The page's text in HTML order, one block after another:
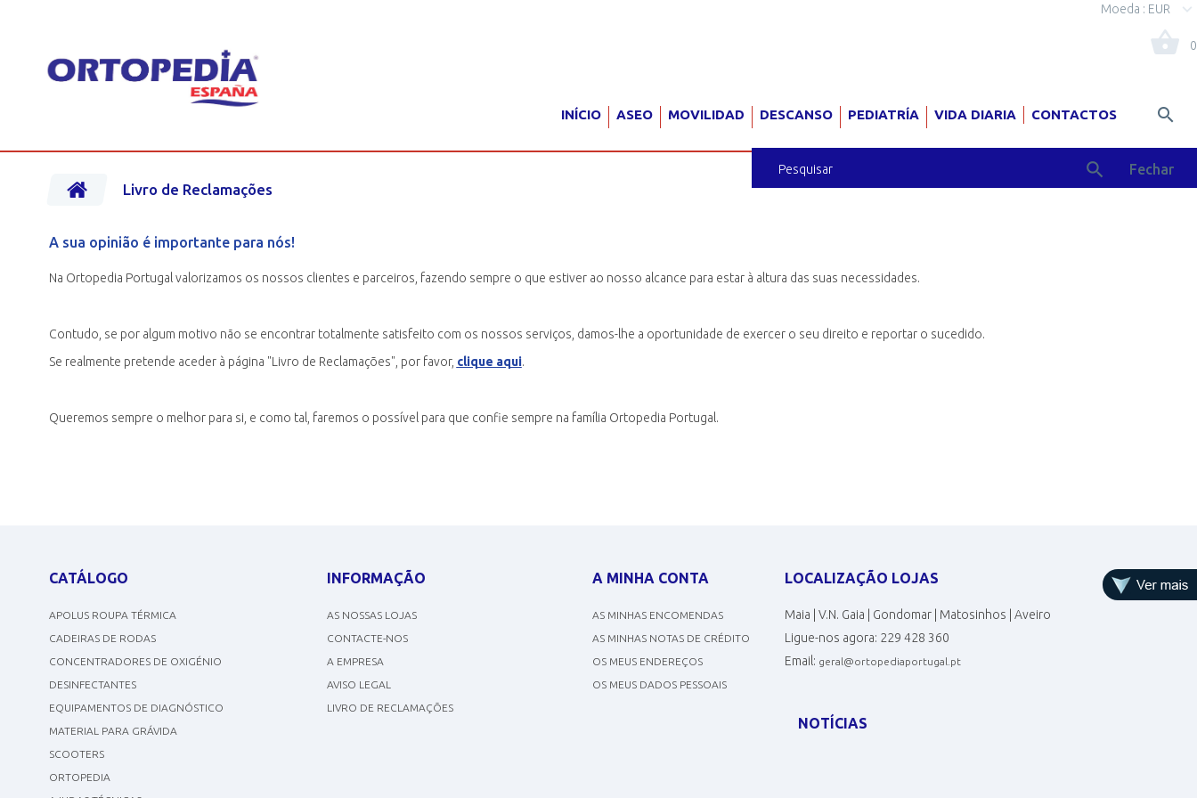
Moeda : EUR
0
Fechar
INÍCIO ASEO MOVILIDAD DESCANSO PEDIATRÍA VIDA DIARIA CONTACTOS
Livro de Reclamações
A sua opinião é importante para nós!
Na Ortopedia Portugal valorizamos os nossos clientes e parceiros, fazendo sempre o que estiver ao nosso alcance para estar à altura das suas necessidades.
Contudo, se por algum motivo não se encontrar totalmente satisfeito com os nossos serviços, damos-lhe a oportunidade de exercer o seu direito e reportar o sucedido.
Se realmente pretende aceder à página "Livro de Reclamações", por favor, clique aqui.
Queremos sempre o melhor para si, e como tal, faremos o possível para que confie sempre na família Ortopedia Portugal.
CATÁLOGO
APOLUS ROUPA TÉRMICA
CADEIRAS DE RODAS
CONCENTRADORES DE OXIGÉNIO
DESINFECTANTES
EQUIPAMENTOS DE DIAGNÓSTICO
MATERIAL PARA GRÁVIDA
SCOOTERS
ORTOPEDIA
INFORMAÇÃO
AS NOSSAS LOJAS
CONTACTE-NOS
A EMPRESA
AVISO LEGAL
LIVRO DE RECLAMAÇÕES
A MINHA CONTA
AS MINHAS ENCOMENDAS
AS MINHAS NOTAS DE CRÉDITO
OS MEUS ENDEREÇOS
OS MEUS DADOS PESSOAIS
LOCALIZAÇÃO LOJAS
Maia | V.N. Gaia | Gondomar | Matosinhos | Aveiro
Ligue-nos agora: 229 428 360
Email: geral@ortopediaportugal.pt
NOTÍCIAS